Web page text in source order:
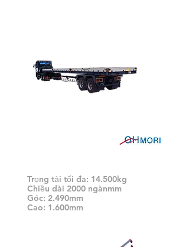
Trọng tải tối đa: 14.500kg
Chiều dài 2000 ngànmm
Góc: 2.490mm
Cao: 1.600mm